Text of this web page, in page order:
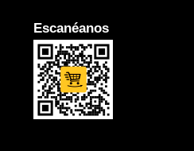
Escanéanos